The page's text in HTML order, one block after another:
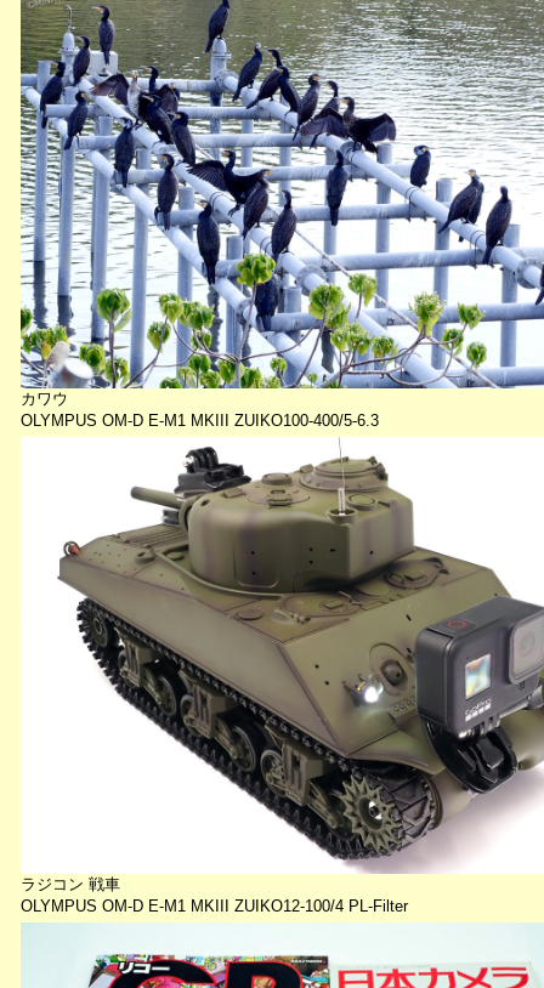
カワウ
OLYMPUS OM-D E-M1 MKIII ZUIKO100-400/5-6.3
ラジコン 戦車
OLYMPUS OM-D E-M1 MKIII ZUIKO12-100/4 PL-Filter